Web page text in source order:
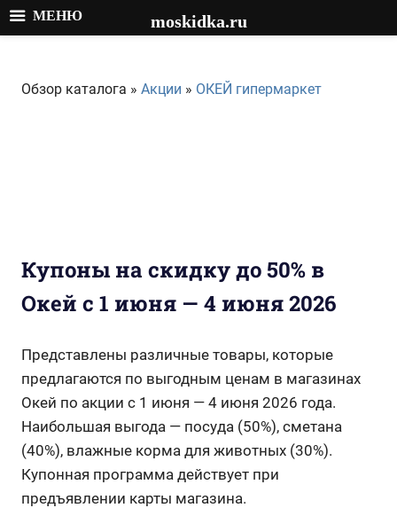
содержимому
Обзор каталога » Акции » ОКЕЙ гипермаркет
Купоны на скидку до 50% в
Окей с 1 июня — 4 июня 2026
Представлены различные товары, которые
предлагаются по выгодным ценам в магазинах
Окей по акции с 1 июня — 4 июня 2026 года.
Наибольшая выгода — посуда (50%), сметана
(40%), влажные корма для животных (30%).
Купонная программа действует при
предъявлении карты магазина.
МЕНЮ moskidka.ru